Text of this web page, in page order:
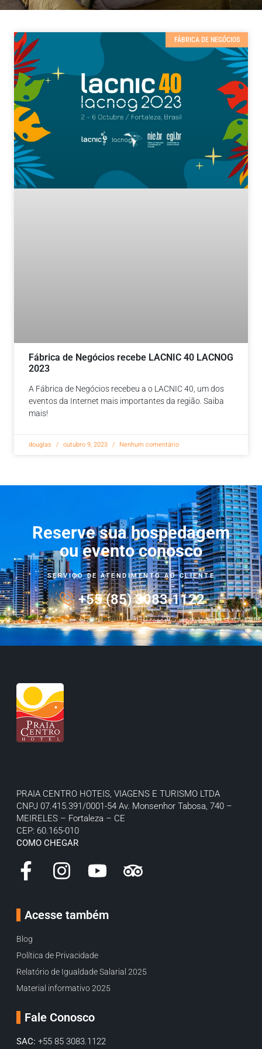
FÁBRICA DE NEGÓCIOS
Fábrica de Negócios recebe LACNIC 40 LACNOG
2023
A Fábrica de Negócios recebeu a o LACNIC 40, um dos
eventos da Internet mais importantes da região. Saiba
mais!
douglas outubro 9, 2023 Nenhum comentário
Reserve sua hospedagem
ou evento conosco
SERVIÇO DE ATENDIMENTO AO CLIENTE
+55 (85) 3083.1122
PRAIA CENTRO HOTEIS, VIAGENS E TURISMO LTDA
CNPJ 07.415.391/0001-54 Av. Monsenhor Tabosa, 740 –
MEIRELES – Fortaleza – CE
CEP: 60.165-010
COMO CHEGAR
Acesse também
Blog
Política de Privacidade
Relatório de Igualdade Salarial 2025
Material informativo 2025
Fale Conosco
SAC: +55 85 3083.1122